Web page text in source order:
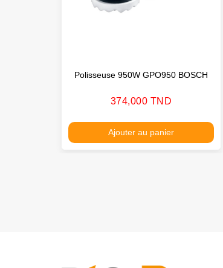
Polisseuse 950W GPO950 BOSCH
Prix
374,000 TND
Ajouter au panier